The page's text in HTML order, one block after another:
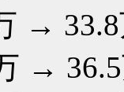
33.8
→ 36.5